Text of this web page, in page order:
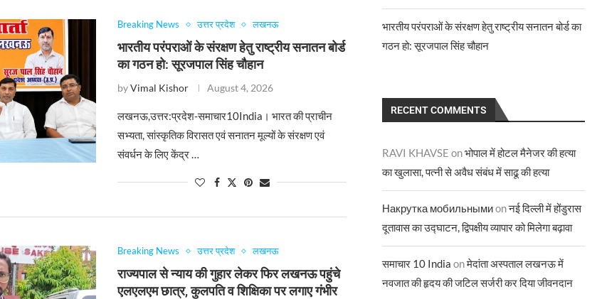
Breaking News उत्तर प्रदेश लखनऊ
भारतीय परंपराओं के संरक्षण हेतु राष्ट्रीय सनातन बोर्ड
का गठन हो: सूरजपाल सिंह चौहान
byVimal Kishor August 4, 2026
लखनऊ,उत्तर:प्रदेश-समाचार10India। भारत की प्राचीन
सभ्यता, सांस्कृतिक विरासत एवं सनातन मूल्यों के संरक्षण एवं
संवर्धन के लिए केंद्र …
Breaking News उत्तर प्रदेश लखनऊ
राज्यपाल से न्याय की गुहार लेकर फिर लखनऊ पहुंचे
एलएलएम छात्र, कुलपति व शिक्षिका पर लगाए गंभीर
भारतीय परंपराओं के संरक्षण हेतु राष्ट्रीय सनातन बोर्ड का
गठन हो: सूरजपाल सिंह चौहान
RECENT COMMENTS
RAVI KHAVSE onभोपाल में होटल मैनेजर की हत्या
का खुलासा, पत्नी से अवैध संबंध में साढू की हत्या
Накрутка мобильнымиonनई दिल्ली में होंडुरास
दूतावास का उद्घाटन, द्विपक्षीय व्यापार को मिलेगा बढ़ावा
समाचार 10 India onमेदांता अस्पताल लखनऊ में
नवजात की हृदय की जटिल सर्जरी कर दिया जीवनदान